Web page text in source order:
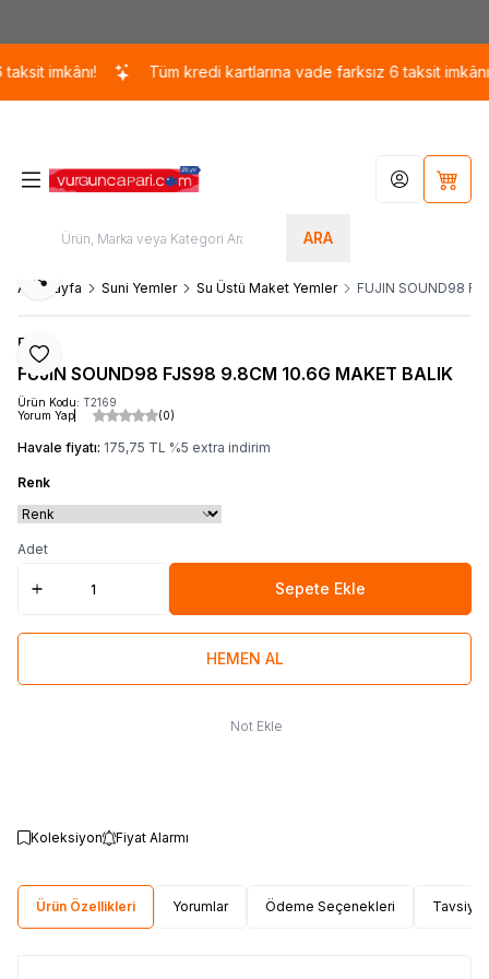
imkânı! Tüm kredi kartlarına vade farksız 6 taksit imkânı!
ARA
Hesabım
Ana Sayfa Suni Yemler Su Üstü Maket Yemler FUJIN SOUND98
Favoriye Ekle
Paylaş
Fujin
FUJIN SOUND98 FJS98 9.8CM 10.6G MAKET BALIK
Ürün Kodu: T2169
Yorum Yap
(0)
Havale fiyatı: 175,75 TL %5 extra indirim
Renk
Adet
Sepete Ekle
HEMEN AL
Not Ekle
Koleksiyon Fiyat Alarmı
Ürün Özellikleri Yorumlar Ödeme Seçenekleri Tavsiye